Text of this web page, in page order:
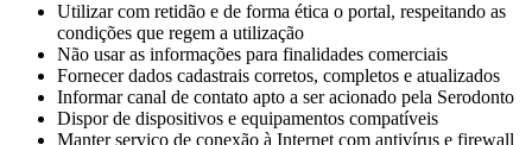
Utilizar com retidão e de forma ética o portal, respeitando as
condições que regem a utilização
Não usar as informações para finalidades comerciais
Fornecer dados cadastrais corretos, completos e atualizados
Informar canal de contato apto a ser acionado pela Serodonto
Dispor de dispositivos e equipamentos compatíveis
Manter serviço de conexão à Internet com antivírus e firewall